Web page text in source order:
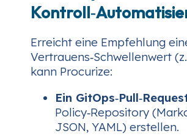
Erreicht eine Empfehlung
Vertrauens‑Schwellenwert (z.
kann Procurize:
Ein
Policy‑Repository
JSON, YAML) erstellen.